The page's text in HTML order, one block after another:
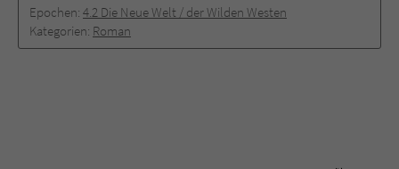
Epochen: 4.2 Die Neue Welt / der Wilden Westen
Kategorien: Roman